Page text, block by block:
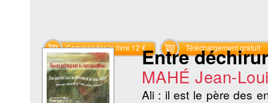
Commander le livre 12 € Téléchargement gratuit
Entre
MAHÉ Jean-
Ali : il est le père des